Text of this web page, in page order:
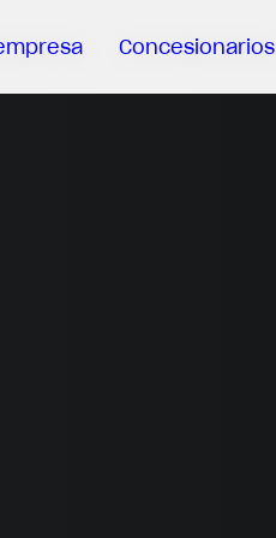
Concesionarios